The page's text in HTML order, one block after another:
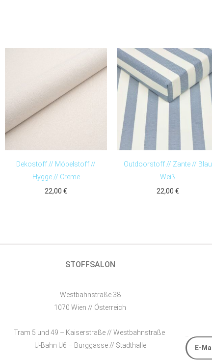
Dekostoff // Möbelstoff //
Hygge // Creme
22,00 €
Outdoorstoff // Zante // Blau
Weiß
22,00 €
STOFFSALON
Westbahnstraße 38
1070 Wien // Österreich
Tram 5 und 49 – Kaiserstraße // Westbahnstraße
U-Bahn U6 – Burggasse // Stadthalle